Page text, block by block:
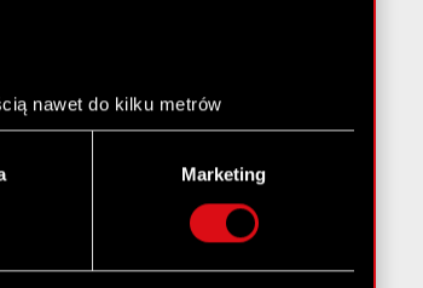
nawet do kilku metrów
je zbiory danych (fingerprinting,
ustaw własne preferencje w
w dowolnej chwili.
funkcje społecznościowe i
Marketing